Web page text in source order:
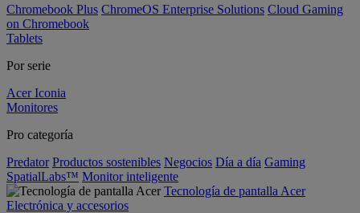
Chromebook Plus ChromeOS Enterprise Solutions Cloud Gaming
on Chromebook
Tablets
Por serie
Acer Iconia
Monitores
Pro categoría
Predator Productos sostenibles Negocios Día a día Gaming
SpatialLabs™ Monitor inteligente
Tecnología de pantalla Acer
Electrónica y accesorios